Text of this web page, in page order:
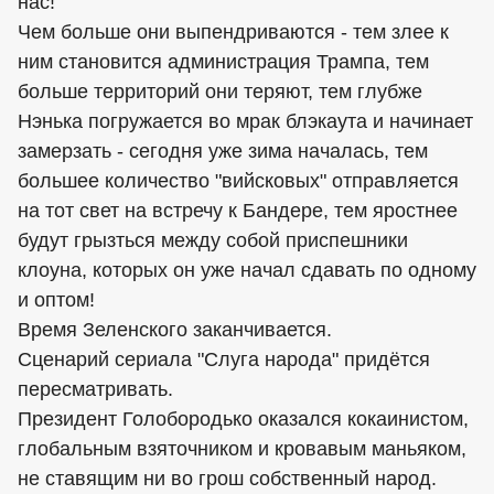
Чем больше они выпендриваются - тем злее к
ним становится администрация Трампа, тем
больше территорий они теряют, тем глубже
Нэнька погружается во мрак блэкаута и начинает
замерзать - сегодня уже зима началась, тем
большее количество "вийсковых" отправляется
на тот свет на встречу к Бандере, тем яростнее
будут грызться между собой приспешники
клоуна, которых он уже начал сдавать по одному
и оптом!
Время Зеленского заканчивается.
Сценарий сериала "Слуга народа" придётся
пересматривать.
Президент Голобородько оказался кокаинистом,
глобальным взяточником и кровавым маньяком,
не ставящим ни во грош собственный народ.